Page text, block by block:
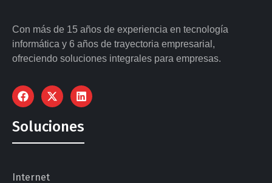
Con más de 15 años de experiencia en tecnología
informática y 6 años de trayectoria empresarial,
ofreciendo soluciones integrales para empresas.
Soluciones
Internet